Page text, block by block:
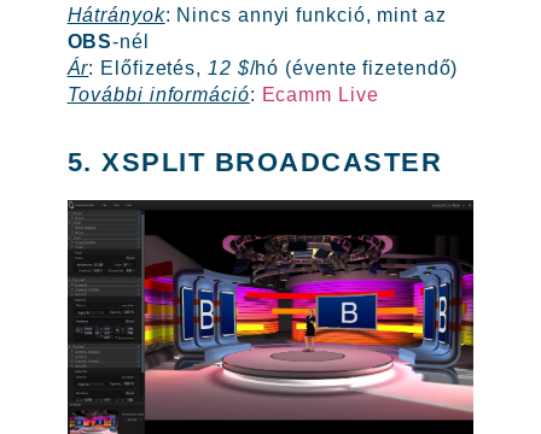
Hátrányok: Nincs annyi funkció, mint az
OBS-nél
Ár: Előfizetés, 12 $/hó (évente fizetendő)
További információ: Ecamm Live
5. XSPLIT BROADCASTER